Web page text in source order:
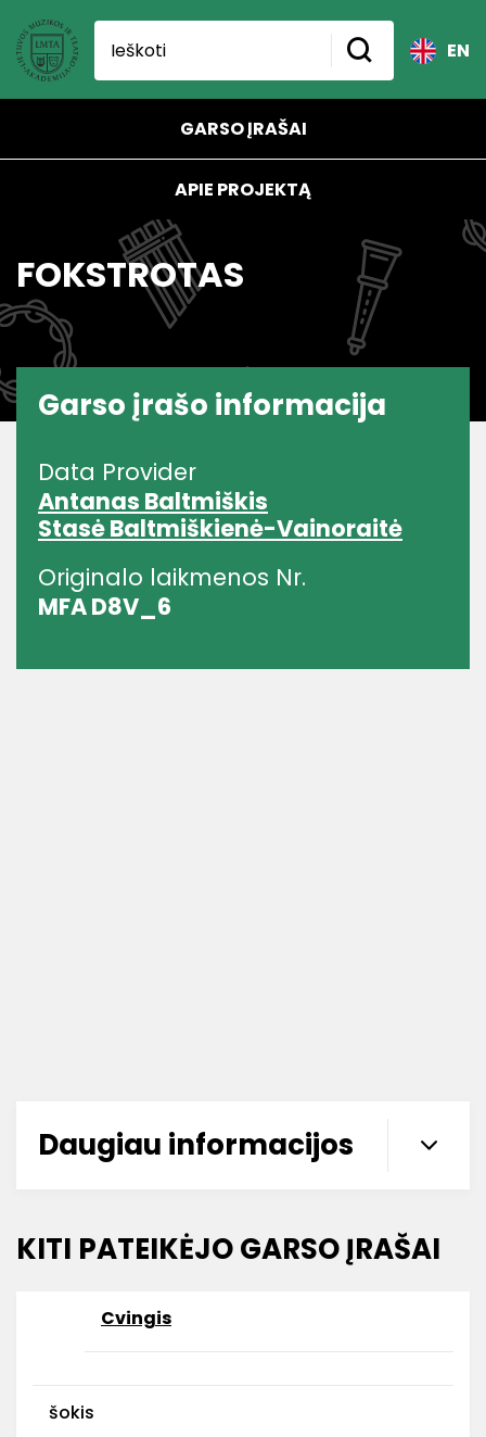
EN
GARSO ĮRAŠAI
APIE PROJEKTĄ
FOKSTROTAS
Garso įrašo informacija
Data Provider
Antanas Baltmiškis
Stasė Baltmiškienė-Vainoraitė
Originalo laikmenos Nr.
MFA D8V_6
Daugiau informacijos
KITI PATEIKĖJO GARSO ĮRAŠAI
Cvingis
šokis